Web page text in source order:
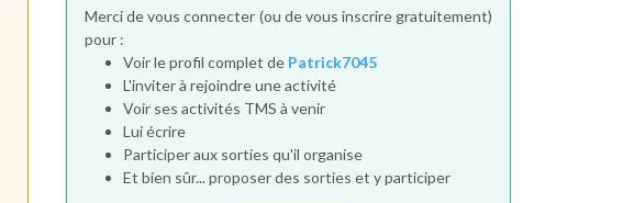
Merci de vous connecter (ou de vous inscrire gratuitement)
pour :
Voir le profil complet de Patrick7045
L'inviter à rejoindre une activité
Voir ses activités TMS à venir
Lui écrire
Participer aux sorties qu'il organise
Et bien sûr... proposer des sorties et y participer